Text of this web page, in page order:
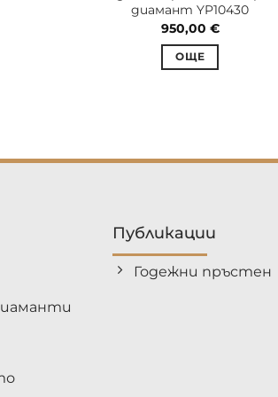
диамант YP10430
950,00 €
ОЩЕ
Публикации
Годежни пръстен